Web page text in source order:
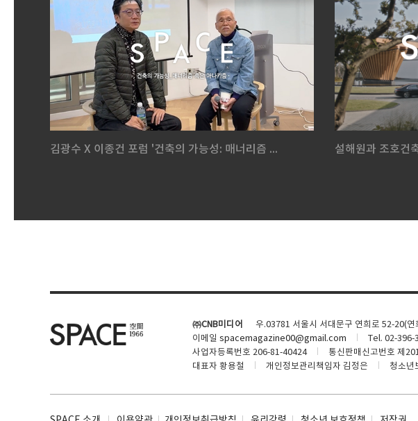
김광수 X 이종건 포럼 '건축의 가능성: 매너리즘 ... 설해원과 조호건
㈜CNB미디어
우.03781 서울시 서대문구 연희로 52-20(연
이메일 spacemagazine00@gmail.com
Tel. 02-396-
사업자등록번호 206-81-40424
통신판매신고번호 제
대표자 황용철
개인정보관리책임자 김정은 청소년